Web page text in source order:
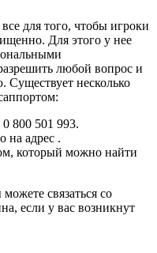
все для того, чтобы игроки
Для этого у нее
любой вопрос и
Существует несколько
800 501 993.
на адрес .
который можно найти
связаться со
, если у вас возникнут